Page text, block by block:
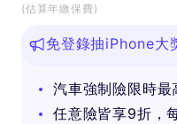
(估算年繳保費)
免登錄抽iPhone大
汽車強制險限時
任意險皆享9折，